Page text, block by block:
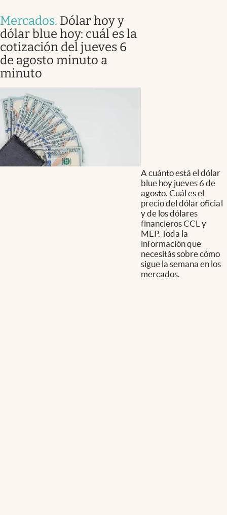
Mercados. Dólar hoy y
dólar blue hoy: cuál es la
cotización del jueves 6
de agosto minuto a
minuto
A cuánto está el dólar
blue hoy jueves 6 de
agosto. Cuál es el
precio del dólar oficial
y de los dólares
financieros CCL y
MEP. Toda la
información que
necesitás sobre cómo
sigue la semana en los
mercados.